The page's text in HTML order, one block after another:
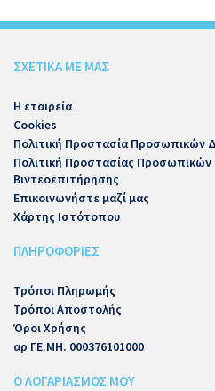
ΣΧΕΤΙΚΑ ΜΕ ΜΑΣ
Η εταιρεία
Cookies
Πολιτική Προστασία Προσωπικών
Πολιτική Προστασίας
Βιντεοεπιτήρησης
Επικοινωνήστε μαζί μας
Χάρτης Ιστότοπου
ΠΛΗΡΟΦΟΡΙΕΣ
Τρόποι Πληρωμής
Τρόποι Αποστολής
Όροι Χρήσης
αρ ΓΕ.ΜΗ. 000376101000
Ο ΛΟΓΑΡΙΑΣΜΟΣ ΜΟΥ